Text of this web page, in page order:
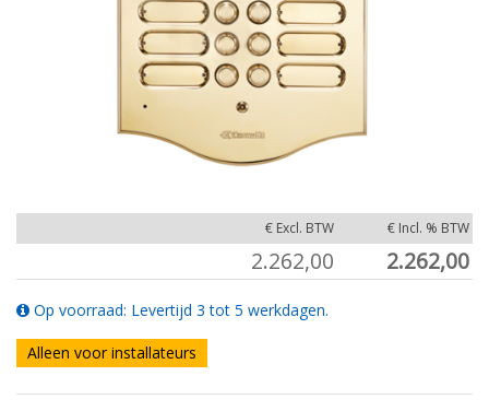
€ Excl. BTW € Incl. % BTW
2.262,00 2.262,00
Op voorraad: Levertijd 3 tot 5 werkdagen.
Alleen voor installateurs